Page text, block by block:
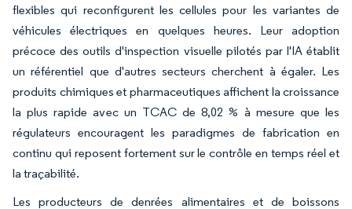
flexibles qui reconfigurent les cellules pour les variantes de
véhicules électriques en quelques heures. Leur adoption
précoce des outils d'inspection visuelle pilotés par l'IA établit
un référentiel que d'autres secteurs cherchent à égaler. Les
produits chimiques et pharmaceutiques affichent la croissance
la plus rapide avec un TCAC de 8,02 % à mesure que les
régulateurs encouragent les paradigmes de fabrication en
continu qui reposent fortement sur le contrôle en temps réel et
la traçabilité.
Les producteurs de denrées alimentaires et de boissons